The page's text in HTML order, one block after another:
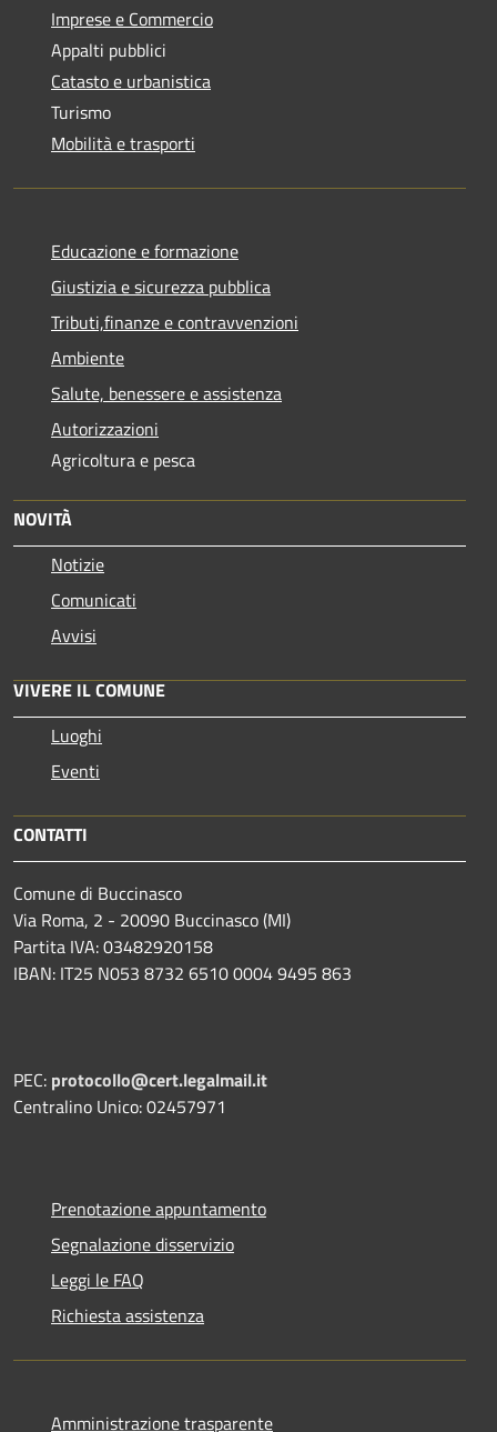
Imprese e Commercio
Appalti pubblici
Catasto e urbanistica
Turismo
Mobilità e trasporti
Educazione e formazione
Giustizia e sicurezza pubblica
Tributi,finanze e contravvenzioni
Ambiente
Salute, benessere e assistenza
Autorizzazioni
Agricoltura e pesca
NOVITÀ
Notizie
Comunicati
Avvisi
VIVERE IL COMUNE
Luoghi
Eventi
CONTATTI
Comune di Buccinasco
Via Roma, 2 - 20090 Buccinasco (MI)
Partita IVA: 03482920158
IBAN: IT25 N053 8732 6510 0004 9495 863
PEC: protocollo@cert.legalmail.it
Centralino Unico: 02457971
Prenotazione appuntamento
Segnalazione disservizio
Leggi le FAQ
Richiesta assistenza
Amministrazione trasparente